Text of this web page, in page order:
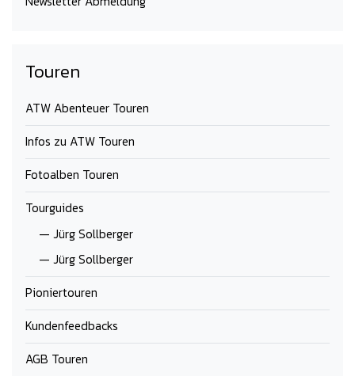
Touren
ATW Abenteuer Touren
Infos zu ATW Touren
Fotoalben Touren
Tourguides
— Jürg Sollberger
— Jürg Sollberger
Pioniertouren
Kundenfeedbacks
AGB Touren